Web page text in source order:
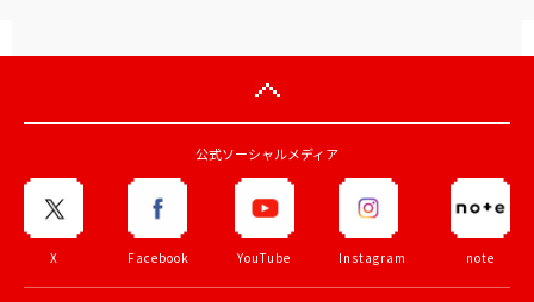
公式ソーシャルメディア
X Facebook YouTube Instagram note